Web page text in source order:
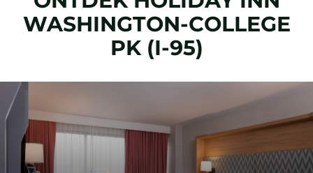
WASHINGTON-COLLEGE
PK (I-95)